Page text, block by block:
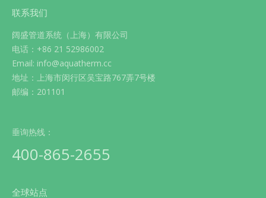
联系我们
阔盛管道系统（上海）有限公司
电话：+86 21 52986002
Email: info@aquatherm.cc
地址：上海市闵行区吴宝路767弄7号楼
邮编：201101
垂询热线：
400-865-2655
全球站点